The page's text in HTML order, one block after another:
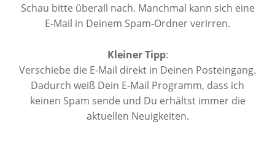
Schau bitte überall nach. Manchmal kann sich eine
E‑Mail in Deinem Spam-Ordner verirren.
Kleiner Tipp:
Ver­schiebe die E‑Mail direkt in Deinen Postein­gang.
Dadurch weiß Dein E‑Mail Pro­gramm, dass ich
keinen Spam sende und Du erhältst immer die
aktuellen Neuigkeiten.